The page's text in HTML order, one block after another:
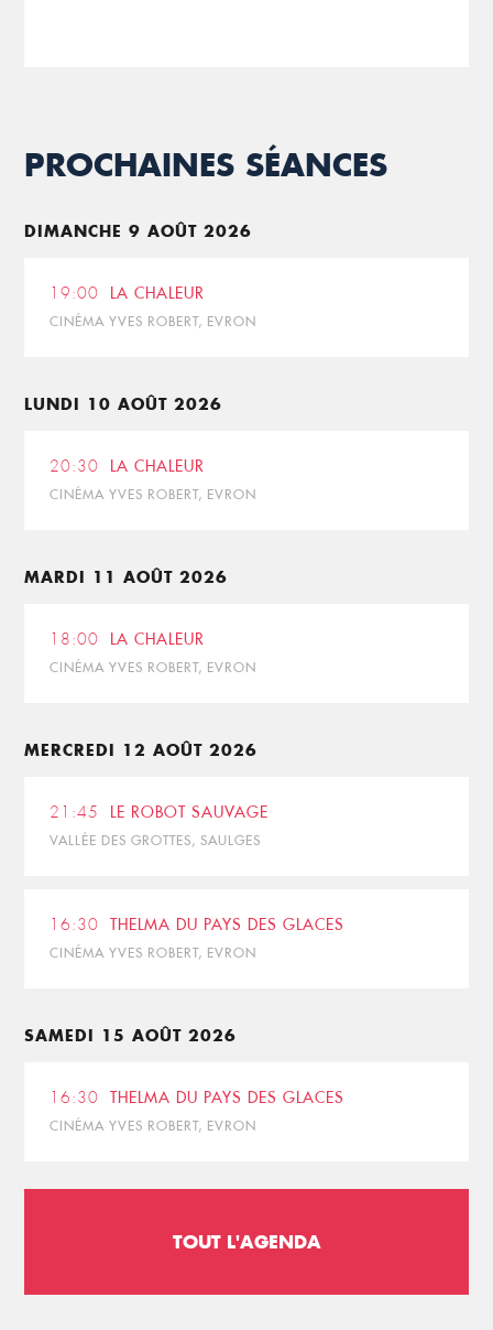
PROCHAINES SÉANCES
DIMANCHE 9 AOÛT 2026
19:00 LA CHALEUR
CINÉMA YVES ROBERT, EVRON
LUNDI 10 AOÛT 2026
20:30 LA CHALEUR
CINÉMA YVES ROBERT, EVRON
MARDI 11 AOÛT 2026
18:00 LA CHALEUR
CINÉMA YVES ROBERT, EVRON
MERCREDI 12 AOÛT 2026
21:45 LE ROBOT SAUVAGE
VALLÉE DES GROTTES, SAULGES
16:30 THELMA DU PAYS DES GLACES
CINÉMA YVES ROBERT, EVRON
SAMEDI 15 AOÛT 2026
16:30 THELMA DU PAYS DES GLACES
CINÉMA YVES ROBERT, EVRON
TOUT L'AGENDA